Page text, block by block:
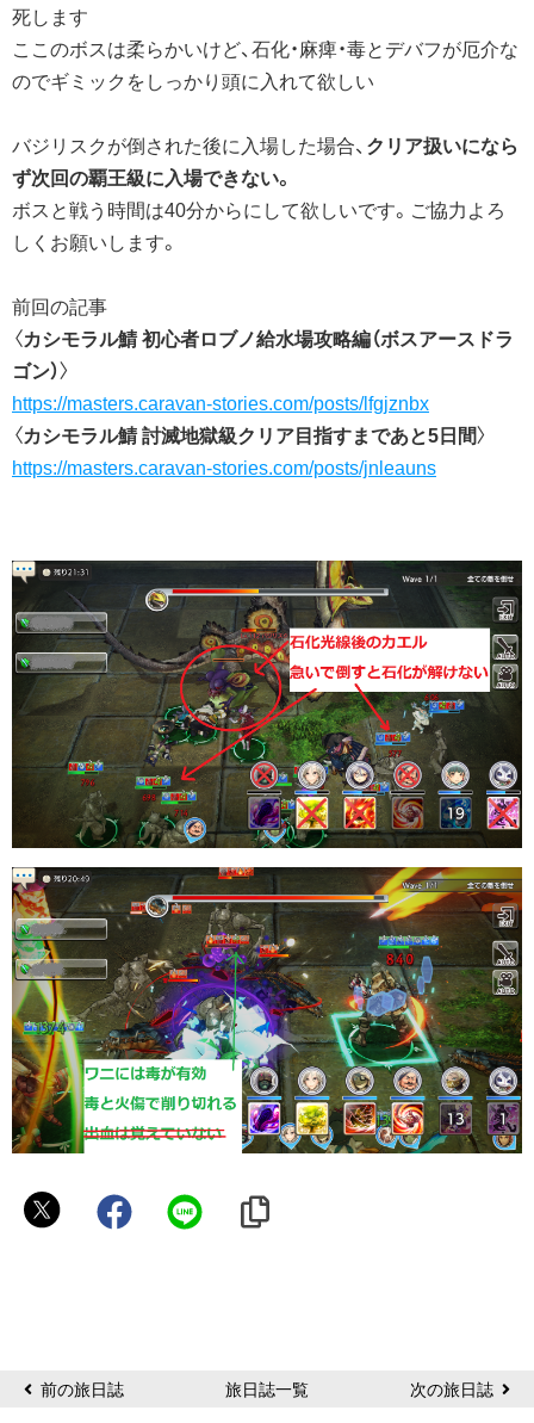
死します
ここのボスは柔らかいけど、石化・麻痺・毒とデバフが厄介な
のでギミックをしっかり頭に入れて欲しい
バジリスクが倒された後に入場した場合、 クリア扱いになら
ず次回の覇王級に入場できない。
ボスと戦う時間は40分からにして欲しいです。ご協力よろ
しくお願いします。
前回の記事
〈カシモラル鯖 初心者ロブノ給水場攻略編（ボスアースドラ
ゴン）〉
https://masters.caravan-stories.com/posts/lfgjznbx
〈カシモラル鯖 討滅地獄級クリア目指すまであと5日間〉
https://masters.caravan-stories.com/posts/jnleauns
咲
前の旅日誌 旅日誌一覧 次の旅日誌